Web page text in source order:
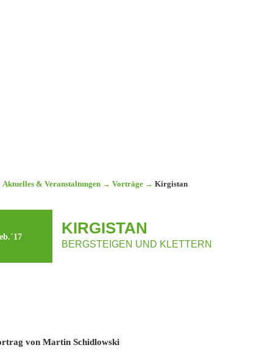
Aktuelles & Veranstaltungen → Vorträge → Kirgistan
KIRGISTAN
BERGSTEIGEN UND KLETTERN
von Martin Schidlowski